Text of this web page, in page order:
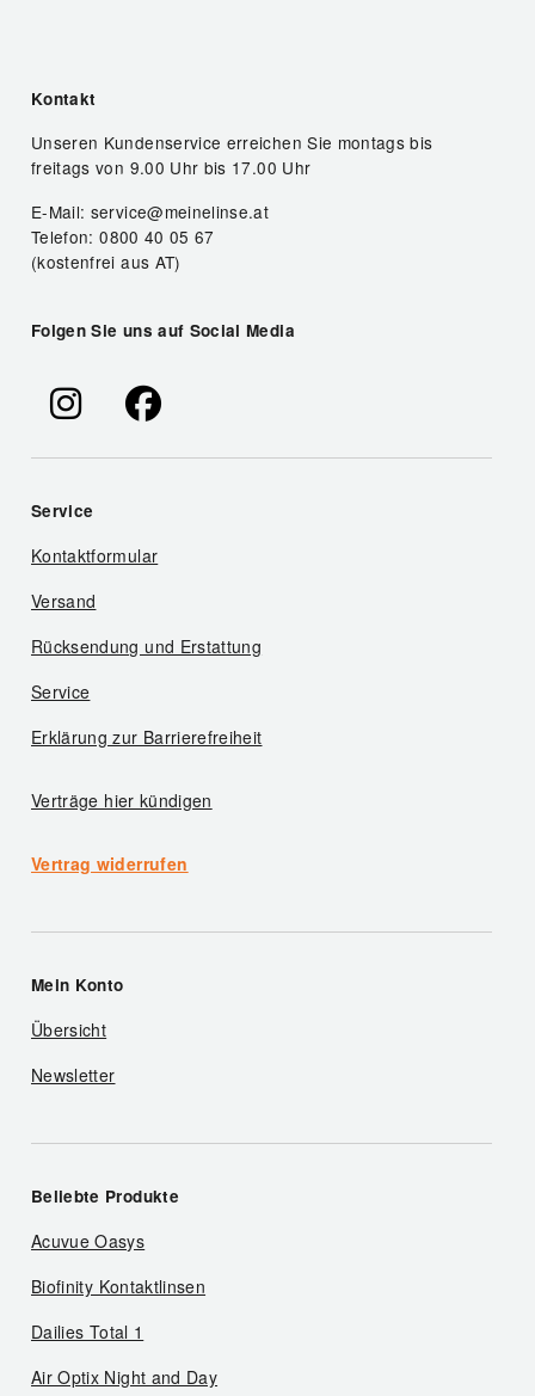
Kontakt
Unseren Kundenservice erreichen Sie montags bis
freitags von 9.00 Uhr bis 17.00 Uhr
E-Mail: service@meinelinse.at
Telefon: 0800 40 05 67
(kostenfrei aus AT)
Folgen Sie uns auf Social Media
Service
Kontaktformular
Versand
Rücksendung und Erstattung
Service
Erklärung zur Barrierefreiheit
Verträge hier kündigen
Vertrag widerrufen
Mein Konto
Übersicht
Newsletter
Beliebte Produkte
Acuvue Oasys
Biofinity Kontaktlinsen
Dailies Total 1
Air Optix Night and Day